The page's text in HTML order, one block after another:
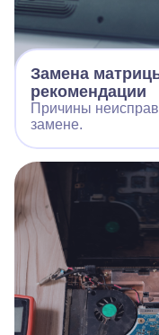
Замена
рекомендации
Причины
замене.